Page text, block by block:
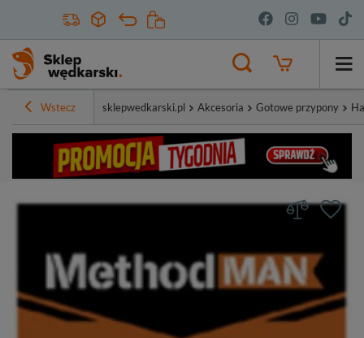
Wstecz sklepwedkarski.pl Akcesoria Gotowe przypony